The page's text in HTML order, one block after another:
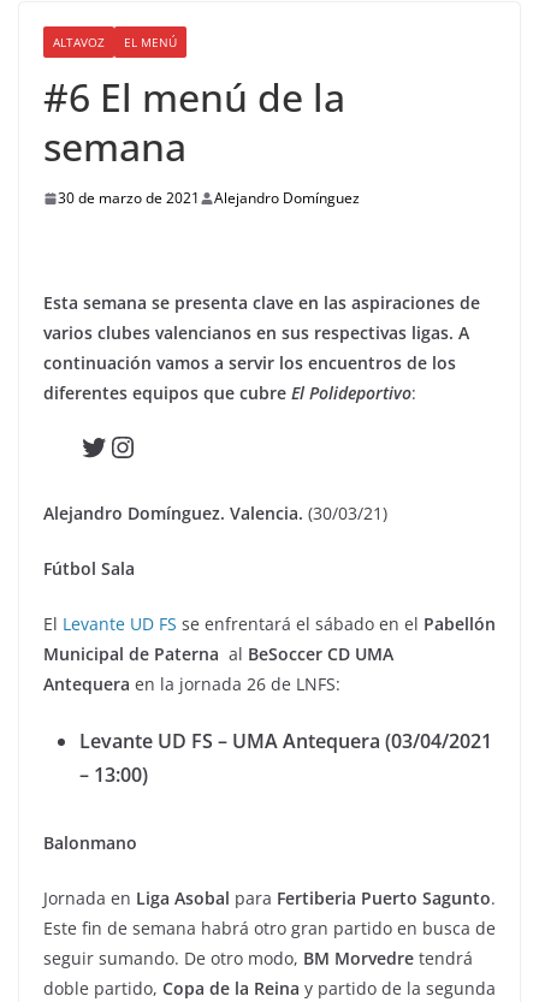
ALTAVOZ EL MENÚ
#6 El menú de la
semana
30 de marzo de 2021 Alejandro Domínguez
Esta semana se presenta clave en las aspiraciones de
varios clubes valencianos en sus respectivas ligas. A
continuación vamos a servir los encuentros de los
diferentes equipos que cubre El Polideportivo:
Twitter
Instagram
Alejandro Domínguez. Valencia. (30/03/21)
Fútbol Sala
El Levante UD FS se enfrentará el sábado en el Pabellón
Municipal de Paterna al BeSoccer CD UMA
Antequera en la jornada 26 de LNFS:
Levante UD FS – UMA Antequera (03/04/2021
– 13:00)
Balonmano
Jornada en Liga Asobal para Fertiberia Puerto Sagunto.
Este fin de semana habrá otro gran partido en busca de
seguir sumando. De otro modo, BM Morvedre tendrá
doble partido, Copa de la Reina y partido de la segunda